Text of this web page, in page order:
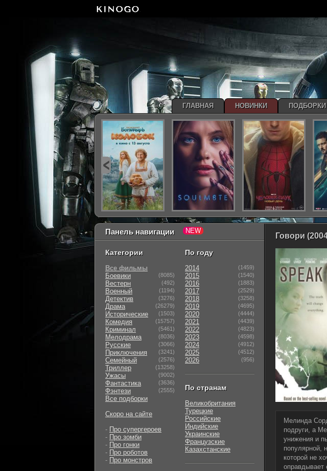
Говори
Мелинда
подруги, а
унижения и
популярной,
которой не
оправдывает
Панель навигации
Категории
Все фильмы
Боевики
(8085)
Вестерн (492)
Военный (1194)
Детектив (3276)
Драма (26279)
Исторические (1503)
Комедия (15757)
Криминал (5461)
Мелодрама (8036)
Русские (3066)
Приключения (3241)
Семейный (2576)
Триллер (13258)
Ужасы (9002)
Фантастика (3636)
Фэнтези (2555)
Все подборки
Скоро на сайте
- Про супергероев
- Про зомби
- Про гонки
- Про роботов
- Про монстров
По году
2014 (1459)
2015 (1540)
2016 (1883)
2017 (2529)
2018 (3258)
2019 (4695)
2020 (4444)
2021 (4439)
2022 (4823)
2023 (4598)
2024 (4912)
2025 (4512)
2026 (956)
По странам
Великобритания
Турецкие
Российские
Индийские
Украинские
Французские
Казахстанские
ГЛАВНАЯ НОВИНКИ ПОДБОРКИ